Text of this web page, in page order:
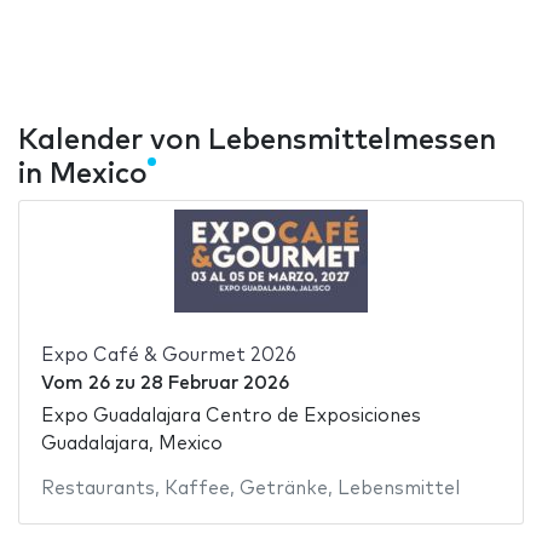
Kalender von Lebensmittelmessen
in Mexico
Expo Café & Gourmet 2026
Vom 26zu 28 Februar 2026
Expo Guadalajara Centro de Exposiciones
Guadalajara, Mexico
Restaurants, Kaffee, Getränke, Lebensmittel